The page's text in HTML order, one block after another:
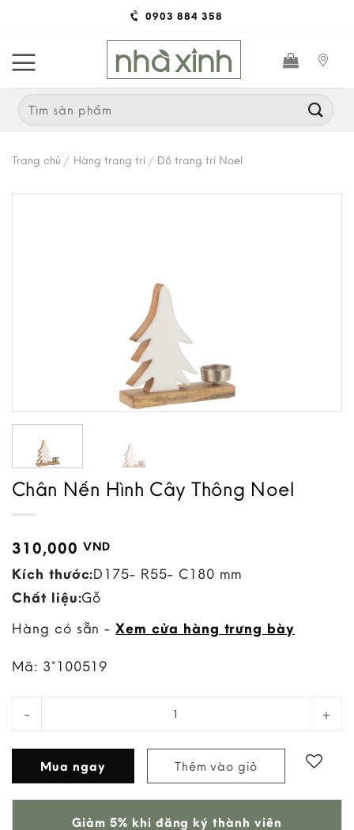
content
0903 884 358
Search
for:
Trang chủ / Hàng trang trí / Đồ trang trí Noel
Chân Nến Hình Cây Thông Noel
310,000 VND
Kích thước:D175- R55- C180 mm
Chất liệu:Gỗ
Hàng có sẵn -Xem cửa hàng trưng bày
Mã: 3*100519
Mua ngay Thêm vào giỏ
wishlist
Giảm 5% khi đăng ký thành viên